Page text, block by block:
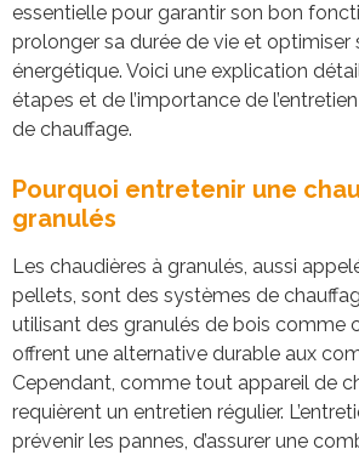
essentielle pour garantir son bon
prolonger sa durée de vie et optimiser
énergétique. Voici une explication
étapes et de l’importance de
de chauffage.
Pourquoi entretenir une
granulés
Les chaudières à granulés, aussi
pellets, sont des systèmes de
utilisant des granulés de bois comme
offrent une alternative durable aux
Cependant, comme tout appareil de
requièrent un entretien régulier.
prévenir les pannes, d’assurer une